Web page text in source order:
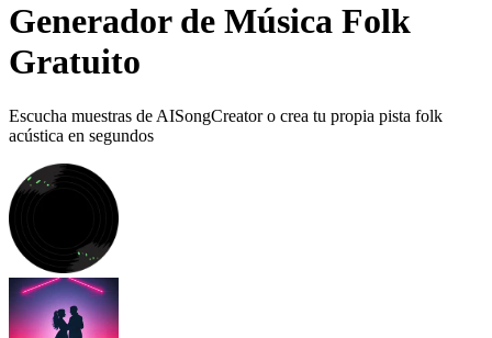
Generador de Música Folk
Gratuito
Escucha muestras de AISongCreator o crea tu propia pista folk
acústica en segundos